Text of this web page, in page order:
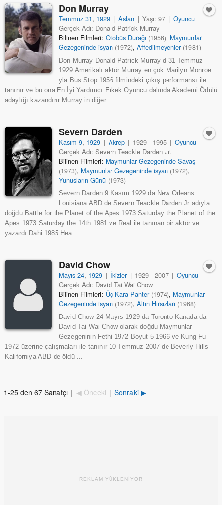
Don Murray
Temmuz 31, 1929 | Aslan | Yaşı: 97 | Oyuncu
Gerçek Adı: Donald Patrick Murray
Bilinen Filmleri: Otobüs Durağı (1956), Maymunlar
Gezegeninde isyan (1972), Affedilmeyenler (1981)
Don Murray Donald Patrick Murray d 31 Temmuz
1929 Amerikalı aktör Murray en çok Marilyn Monroe
yla Bus Stop 1956 filmindeki çıkış performansı ile
tanınır ve bu ona En İyi Yardımcı Erkek Oyuncu dalında Akademi Ödülü
adaylığı kazandırır Murray in diğer...
Severn Darden
Kasım 9, 1929 | Akrep | 1929 - 1995 | Oyuncu
Gerçek Adı: Severn Teackle Darden Jr.
Bilinen Filmleri: Maymunlar Gezegeninde Savaş
(1973), Maymunlar Gezegeninde isyan (1972),
Yunusların Günü (1973)
Severn Darden 9 Kasım 1929 da New Orleans
Louisiana ABD de Severn Teackle Darden Jr adıyla
doğdu Battle for the Planet of the Apes 1973 Saturday the Planet of the
Apes 1973 Saturday the 14th 1981 ve Real ile tanınan bir aktör ve
yazardı Dahi 1985 Hea...
David Chow
Mayıs 24, 1929 | İkizler | 1929 - 2007 | Oyuncu
Gerçek Adı: David Tai Wai Chow
Bilinen Filmleri: Üç Kara Panter (1974), Maymunlar
Gezegeninde isyan (1972), Altın Hırsızları (1968)
David Chow 24 Mayıs 1929 da Toronto Kanada da
David Tai Wai Chow olarak doğdu Maymunlar
Gezegeninin Fethi 1972 Boyut 5 1966 ve Kung Fu
1972 üzerine çalışmaları ile tanınır 10 Temmuz 2007 de Beverly Hills
Kaliforniya ABD de öldü ...
1-25 den 67 Sanatçı | ◀ Önceki | Sonraki ▶
REKLAM YÜKLENİYOR